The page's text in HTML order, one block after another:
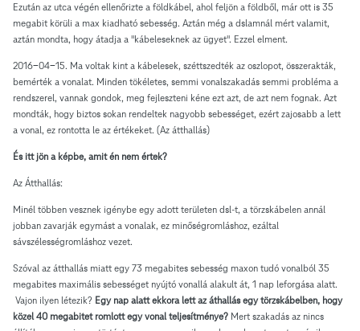
Ezután az utca végén ellenőrizte a földkábel, ahol feljön a földből, már ott is 35
megabit körüli a max kiadható sebesség. Aztán még a dslamnál mért valamit,
aztán mondta, hogy átadja a "kábeleseknek az ügyet". Ezzel elment.
2016-04-15. Ma voltak kint a kábelesek, széttszedték az oszlopot, összerakták,
bemérték a vonalat. Minden tökéletes, semmi vonalszakadás semmi probléma a
rendszerel, vannak gondok, meg fejleszteni kéne ezt azt, de azt nem fognak. Azt
mondták, hogy biztos sokan rendeltek nagyobb sebességet, ezért zajosabb a lett
a vonal, ez rontotta le az értékeket. (Az átthallás)
És itt jön a képbe, amit én nem értek?
Az Átthallás:
Minél többen vesznek igénybe egy adott területen dsl-t, a törzskábelen annál
jobban zavarják egymást a vonalak, ez minőségromláshoz, ezáltal
sávszélességromláshoz vezet.
Szóval az átthallás miatt egy 73 megabites sebesség maxon tudó vonalból 35
megabites maximális sebességet nyújtó vonallá alakult át, 1 nap leforgása alatt.
Vajon ilyen létezik? Egy nap alatt ekkora lett az áthallás egy törzskábelben, hogy
közel 40 megabitet romlott egy vonal teljesítménye? Mert szakadás az nincs